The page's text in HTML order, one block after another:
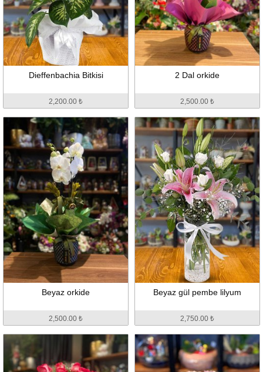
Dieffenbachia Bitkisi
2,200.00 ₺
2 Dal orkide
2,500.00 ₺
Beyaz orkide
2,500.00 ₺
Beyaz gül pembe lilyum
2,750.00 ₺